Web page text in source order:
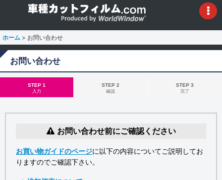
ホーム > お問い合わせ
お問い合わせ
STEP 1
入力
STEP 2
確認
STEP 3
完了
お問い合わせ前にご確認ください
お買い物ガイドのページに以下の内容についてご説明してお
りますのでご確認下さい。